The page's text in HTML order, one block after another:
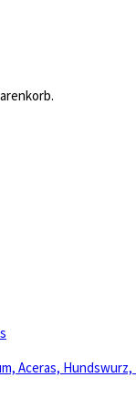
Aceras,